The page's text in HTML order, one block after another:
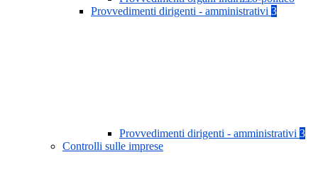
Provvedimenti dirigenti - amministrativi 3
Provvedimenti dirigenti - amministrativi 3
Controlli sulle imprese